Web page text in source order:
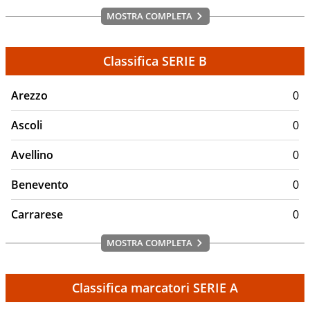
MOSTRA COMPLETA
Classifica SERIE B
Arezzo
0
Ascoli
0
Avellino
0
Benevento
0
Carrarese
0
MOSTRA COMPLETA
Classifica marcatori SERIE A